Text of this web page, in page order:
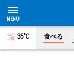
35°C 食べる